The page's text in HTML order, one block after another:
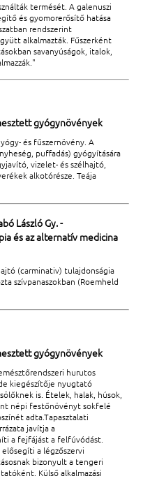
termését. A galenuszi
és gyomorerősítő hatása
rendszerint
alkalmazták. Fűszerként
savanyúságok, italok,
gyógynövények
és fűszernövény. A
puffadás) gyógyítására
vizelet- és szélhajtó,
alkotórésze. Teája
László Gy. -
és az alternatív medicina
(carminativ) tulajdonságia
szívpanaszokban (Roemheld
gyógynövények
hurutos
kiegészítője nyugtató
is. Ételek, halak, húsok,
népi festőnövényt sokfelé
adta.Tapasztalati
javítja a
a fejfájást a felfúvódást.
a légzőszervi
bizonyult a tengeri
Külső alkalmazási